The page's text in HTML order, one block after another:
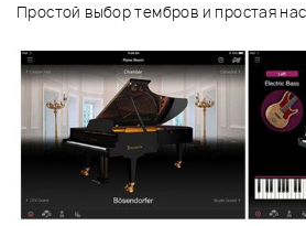
Простой выбор тембров и простая